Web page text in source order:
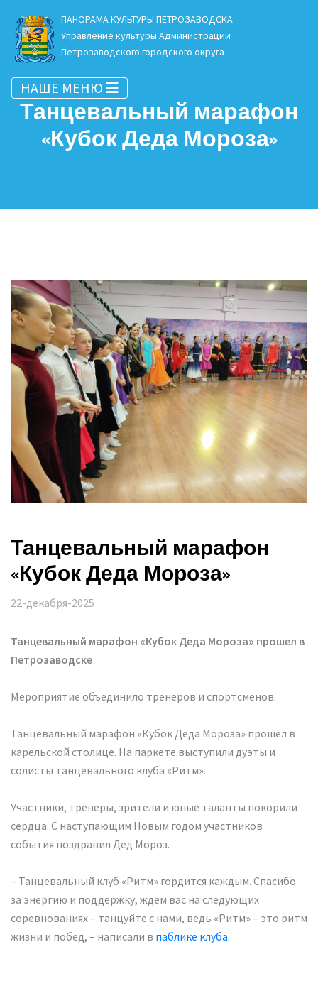
ПАНОРАМА КУЛЬТУРЫ ПЕТРОЗАВОДСКА
Управление культуры Администрации
Петрозаводского городского округа
НАШЕ МЕНЮ
Танцевальный марафон
«Кубок Деда Мороза»
Танцевальный марафон
«Кубок Деда Мороза»
22-декабря-2025
Танцевальный марафон «Кубок Деда Мороза» прошел в
Петрозаводске
Мероприятие объединило тренеров и спортсменов.
Танцевальный марафон «Кубок Деда Мороза» прошел в
карельской столице. На паркете выступили дуэты и
солисты танцевального клуба «Ритм».
Участники, тренеры, зрители и юные таланты покорили
сердца. С наступающим Новым годом участников
события поздравил Дед Мороз.
– Танцевальный клуб «Ритм» гордится каждым. Спасибо
за энергию и поддержку, ждем вас на следующих
соревнованиях – танцуйте с нами, ведь «Ритм» – это ритм
жизни и побед, – написали в паблике клуба.